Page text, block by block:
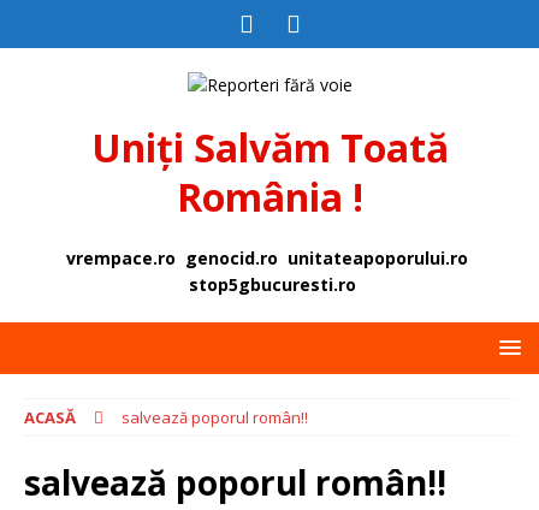
Uniți Salvăm Toată
România !
vrempace.ro genocid.ro unitateapoporului.ro
stop5gbucuresti.ro
ACASĂ salvează poporul român!!
salvează poporul român!!